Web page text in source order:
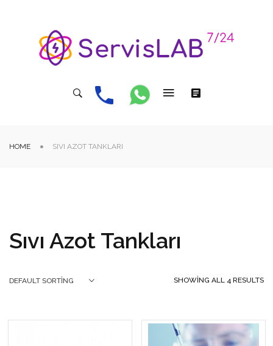
HOME SIVI AZOT TANKLARI
Sıvı Azot Tankları
SHOWING ALL 4 RESULTS
DEFAULT SORTING